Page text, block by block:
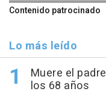
Contenido patrocinado
Lo más leído
Muere el
los 68 años